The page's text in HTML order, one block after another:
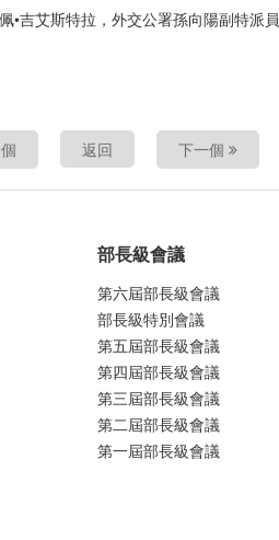
吉艾斯特拉，外交公署孫向陽副特
返回 下一個
部長級會議
第六屆部長級會議
部長級特別會議
第五屆部長級會議
第四屆部長級會議
第三屆部長級會議
第二屆部長級會議
第一屆部長級會議